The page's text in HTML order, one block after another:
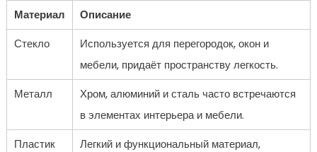
Материал
Описание
Стекло
Используется для перегородок, окон и
мебели, придаёт пространству легкость.
Металл
Хром, алюминий и сталь часто встречаются
в элементах интерьера и мебели.
Пластик
Легкий и функциональный материал,